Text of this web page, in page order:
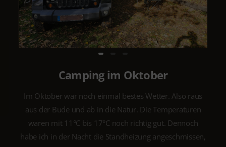
Camping im Oktober
Im Oktober war noch einmal bestes Wetter. Also raus
aus der Bude und ab in die Natur. Die Temperaturen
waren mit 11°C bis 17°C noch richtig gut. Dennoch
habe ich in der Nacht die Standheizung angeschmissen,